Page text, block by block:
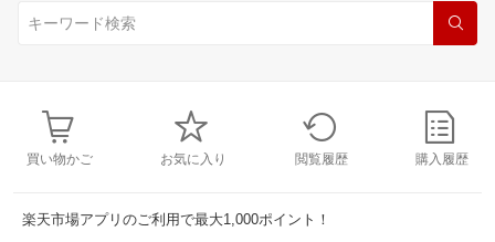
買い物かご お気に入り 閲覧履歴 購入履歴
楽天市場アプリのご利用で最大1,000ポイント！